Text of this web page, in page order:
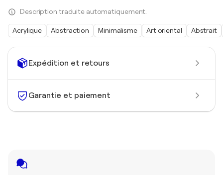
Expédition et retours
Garantie et paiement
Description traduite automatiquement.
Acrylique Abstraction Minimalisme Art oriental Abstrait